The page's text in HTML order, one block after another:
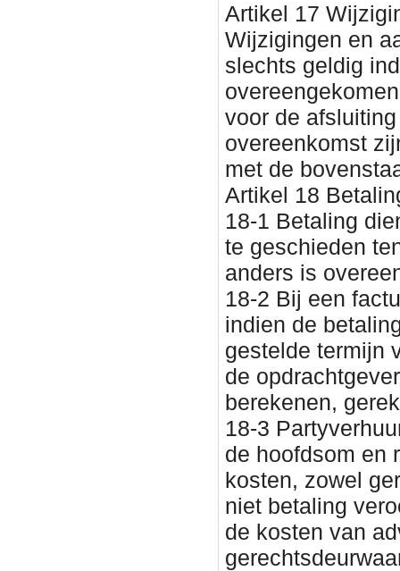
Artikel 17
Wijzigingen en
slechts geldig
voor de
overeenkomst
met de
Artikel 18
18-1 Betaling
te geschieden
anders is
18-2 Bij een
indien de
gestelde termijn
de
berekenen,
18-3
de hoofdsom en
kosten, zowel
niet betaling
de kosten van